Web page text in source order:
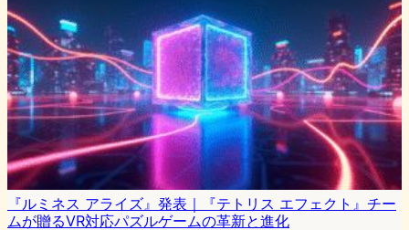
『ルミネス アライズ』発表｜『テトリス エフェクト』チー
ムが贈るVR対応パズルゲームの革新と進化